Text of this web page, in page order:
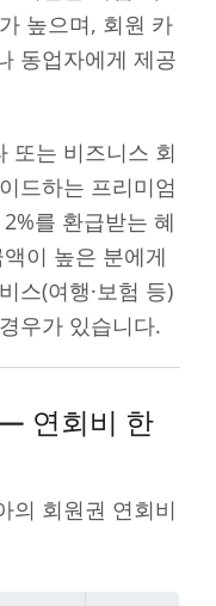
높으며, 회원 카
동업자에게 제공
또는 비즈니스 회
드하는 프리미엄
를 환급받는 혜
이 높은 분에게
스(여행·보험 등)
우가 있습니다.
연회비 한
의 회원권 연회비